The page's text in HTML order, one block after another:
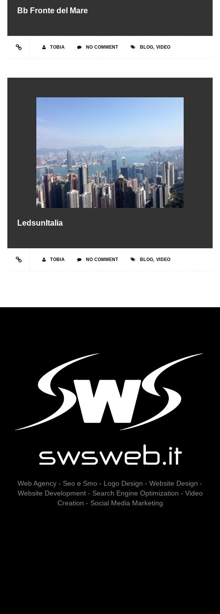
Bb Fronte del Mare
TOBIA NO COMMENT BLOG, VIDEO
LedsunItalia
TOBIA NO COMMENT BLOG, VIDEO
Web Agency - Seo e Smo - Logo Design - Website Design -
Website Development - Search Engine Optimization - Video
Creation - Social Media Marketing